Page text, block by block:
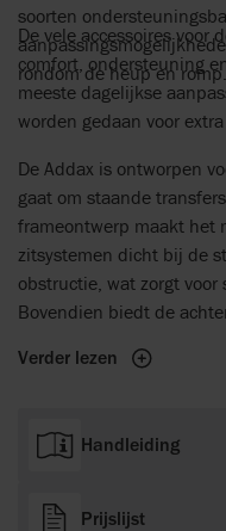
soorten
rondom de heup en romp.
De vele accessoires voor
comfort, ondersteuning
meeste dagelijkse
worden gedaan voor
De Addax is ontworpen
gaat om staande
frameontwerp maakt het
zitsystemen dicht bij de
obstructie, wat zorgt
Bovendien biedt de
vlekkeloze transfers met
Verder lezen
Handleiding
Prijslijst